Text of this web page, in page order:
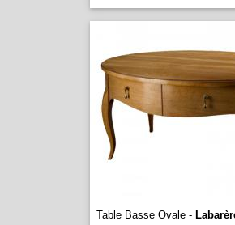
Table Basse Ovale -